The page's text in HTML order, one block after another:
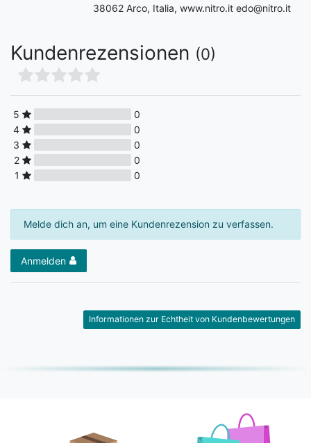
38062 Arco, Italia, www.nitro.it edo@nitro.it
Kundenrezensionen (0)
5
0
4
0
3
0
2
0
1
0
Melde dich an, um eine Kundenrezension zu verfassen.
Anmelden
Informationen zur Echtheit von Kundenbewertungen